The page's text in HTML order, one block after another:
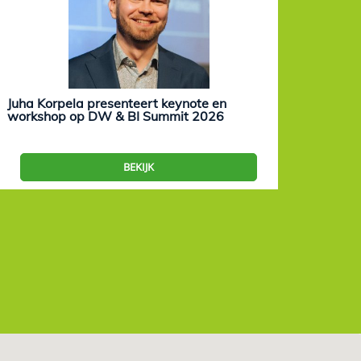
Juha Korpela presenteert keynote en
workshop op DW & BI Summit 2026
BEKIJK